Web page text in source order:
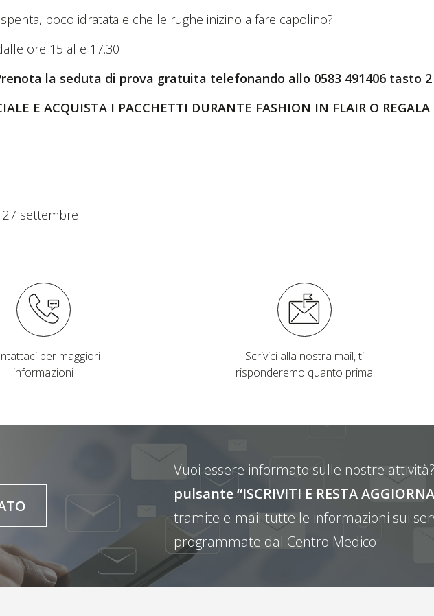
poco idratata e che le rughe inizino a fare capolino?
ore 15 alle 17.30
Prenota la seduta di prova gratuita telefonando allo 0583 491406 tasto 2
E ACQUISTA I PACCHETTI DURANTE FASHION IN FLAIR O
settembre
per maggiori
informazioni
Scrivici alla nostra mail, ti
risponderemo quanto prima
Vuoi essere informato sulle nostre attività?
pulsante “ISCRIVITI E RESTA
tramite e-mail tutte le informazioni sui
programmate dal Centro Medico.